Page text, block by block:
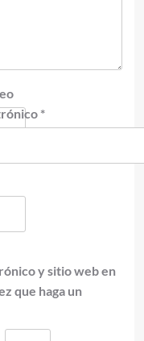
*
y sitio web en
que haga un